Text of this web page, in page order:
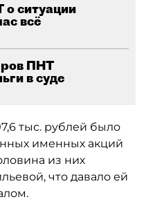
ситуации
всё
ПНТ
в суде
тыс. рублей было
именных акций
из них
что давало ей